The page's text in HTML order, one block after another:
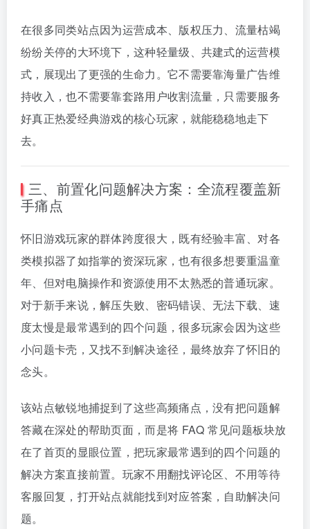
在很多同类站点因为运营成本、版权压力、流量枯竭
纷纷关停的大环境下，这种轻量级、共建式的运营模
式，展现出了更强的生命力。它不需要靠海量广告维
持收入，也不需要靠套路用户收割流量，只需要服务
好真正热爱经典游戏的核心玩家，就能稳稳地走下
去。
三、前置化问题解决方案：全流程覆盖新
手痛点
怀旧游戏玩家的群体跨度很大，既有经验丰富、对各
类模拟器了如指掌的资深玩家，也有很多想要重温童
年、但对电脑操作和资源使用不太熟悉的普通玩家。
对于新手来说，解压失败、密码错误、无法下载、速
度太慢是最常遇到的四个问题，很多玩家会因为这些
小问题卡壳，又找不到解决途径，最终放弃了怀旧的
念头。
该站点敏锐地捕捉到了这些高频痛点，没有把问题解
答藏在深处的帮助页面，而是将 FAQ 常见问题板块放
在了首页的显眼位置，把玩家最常遇到的四个问题的
解决方案直接前置。玩家不用翻找评论区、不用等待
客服回复，打开站点就能找到对应答案，自助解决问
题。